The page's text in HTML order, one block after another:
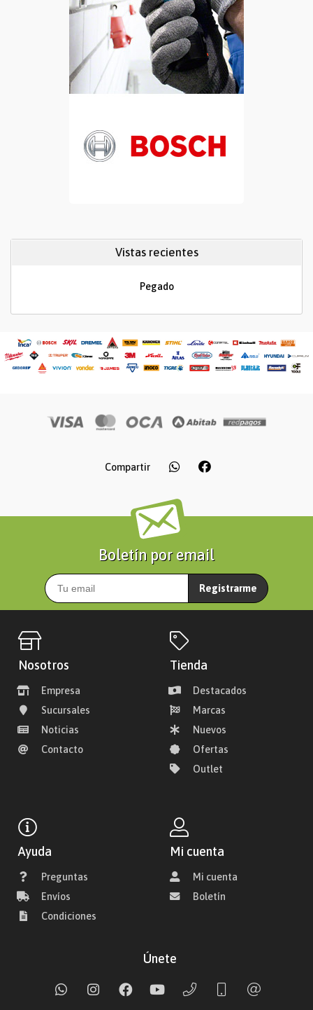
Vistas recientes
Pegado
Compartir
Boletín por email
Registrarme
Nosotros
Empresa
Sucursales
Noticias
Contacto
Tienda
Destacados
Marcas
Nuevos
Ofertas
Outlet
Ayuda
Preguntas
Envíos
Condiciones
Mi cuenta
Mi cuenta
Boletín
Únete